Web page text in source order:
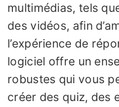
multimédias, tels
des vidéos, afin
l’expérience de
logiciel offre un
robustes qui vous
créer des quiz, des